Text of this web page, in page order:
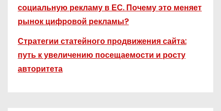
социальную рекламу в ЕС. Почему это меняет
рынок цифровой рекламы?
Стратегии статейного продвижения сайта:
путь к увеличению посещаемости и росту
авторитета